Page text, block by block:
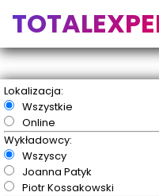
Lokalizacja:
Wszystkie
Online
Wykładowcy:
Wszyscy
Joanna Patyk
Piotr Kossakowski